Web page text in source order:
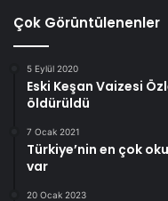
Çok Görüntülenenler
5 Eylül 2020
Eski Keşan Vaizesi
öldürüldü
7 Ocak 2021
Türkiye’nin en çok
var
20 Ocak 2023